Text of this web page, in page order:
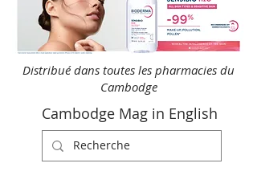
Distribué dans toutes les pharmacies du
Cambodge
Cambodge Mag in English